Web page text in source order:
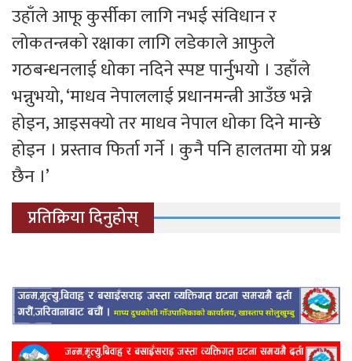
उहाँले आफू कुर्सीका लागि नभई संविधान र
लोकतन्त्रको रक्षाका लागि लडेकाले आफुले
गठबन्धनलाई धोका नदिने स्पष्ट पार्नुभयो । उहाँले
भन्नुभयो, ‘माधव नेपाललाई प्रधानमन्त्री आउँछ भन्ने
होइन, आइसक्यो तर माधव नेपाल धोका दिने मान्छे
होइन । प्रस्ताव फिर्ता गर्ने । कुनै पनि हालतमा यो प्रश्न
छैन ।’
प्रतिक्रिया दिनुहोस्